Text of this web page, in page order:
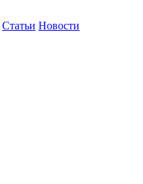
Статьи Новости